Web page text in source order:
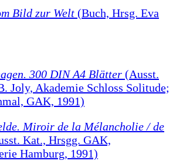
Bild zur Welt (Buch, Hrsg. Eva
300 DIN A4 Blätter (Ausst.
Joly, Akademie Schloss Solitude;
GAK, 1991)
Miroir de la Mélancholie / de
Kat., Hrsgg. GAK,
Hamburg, 1991)